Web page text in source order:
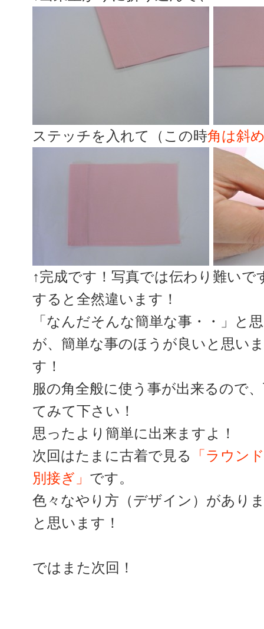
ステッチを入れて（この時角は斜
↑完成です！写真では伝わり難い
すると全然違います！
「なんだそんな簡単な事・・」と
が、簡単な事のほうが良いと思い
す！
服の角全般に使う事が出来るので
てみて下さい！
思ったより簡単に出来ますよ！
次回はたまに古着で見る
「ラウン
別接ぎ」 です。
色々なやり方（デザイン）があり
と思います！
ではまた次回！